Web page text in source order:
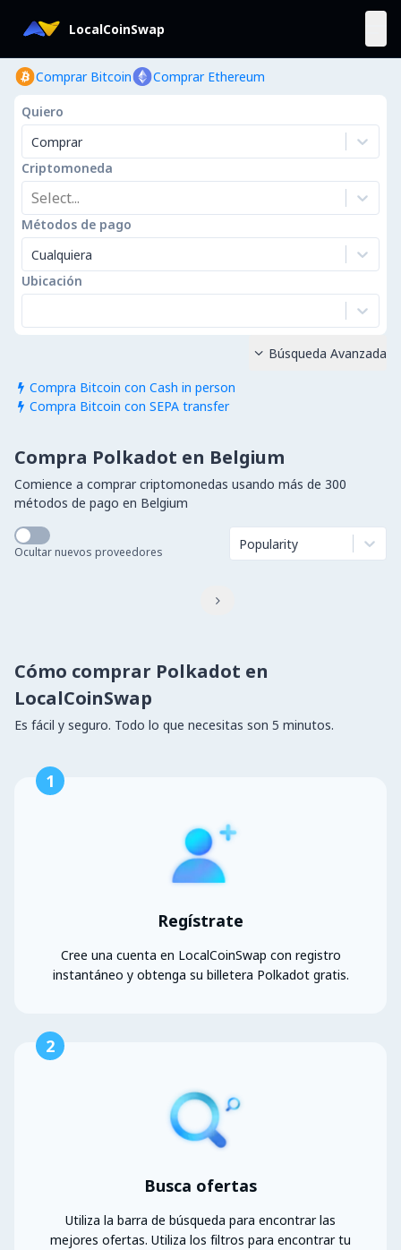
LocalCoinSwap
Comprar Bitcoin Comprar Ethereum
Quiero
Comprar
Criptomoneda
Select...
Métodos de pago
Cualquiera
Ubicación
 Compra Bitcoin con Cash in person
 Compra Bitcoin con SEPA transfer
 Búsqueda Avanzada
Compra Polkadot en Belgium
Comience a comprar criptomonedas usando más de 300
métodos de pago en Belgium
Ocultar nuevos proveedores Popularity

Cómo comprar Polkadot en
LocalCoinSwap
Es fácil y seguro. Todo lo que necesitas son 5 minutos.
1
Regístrate
Cree una cuenta en LocalCoinSwap con registro
instantáneo y obtenga su billetera Polkadot gratis.
2
Busca ofertas
Utiliza la barra de búsqueda para encontrar las
mejores ofertas. Utiliza los filtros para encontrar tu